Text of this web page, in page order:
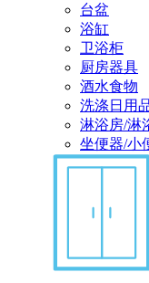
台盆
浴缸
卫浴柜
厨房器具
酒水食物
洗涤日用
淋浴房/淋
坐便器/小